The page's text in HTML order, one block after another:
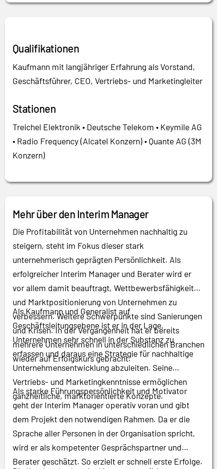
Qualifikationen
Kaufmann mit langjähriger Erfahrung als Vorstand,
Geschäftsführer, CEO, Vertriebs- und Marketingleiter
Stationen
Treichel Elektronik • Deutsche Telekom • Keymile AG
• Radio Frequency (Alcatel Konzern) • Quante AG (3M
Konzern)
Mehr über den Interim Manager
Die Profitabilität von Unternehmen nachhaltig zu
steigern, steht im Fokus dieser stark
unternehmerisch geprägten Persönlichkeit. Als
erfolgreicher Interim Manager und Berater wird er
vor allem damit beauftragt, Wettbewerbsfähigkeit
und Marktpositionierung von Unternehmen zu
verbessern. Weitere Schwerpunkte sind Sanierungen
und Krisen. In der Vergangenheit hat er bereits
mehrere Unternehmen in unterschiedlichen Branchen
wieder auf Erfolgskurs gebracht.
Als Kaufmann und Generalist auf
Geschäftsleitungsebene ist er in der Lage,
Unternehmen sehr schnell in der Substanz zu
erfassen und daraus eine Strategie für nachhaltige
Unternehmensentwicklung abzuleiten. Seine
Vertriebs- und Marketingkenntnisse ermöglichen
ganzheitliche, marktorientierte Konzepte.
Als starke Führungspersönlichkeit und Motivator
geht der Interim Manager operativ voran und gibt
dem Projekt den notwendigen Rahmen. Da er die
Sprache aller Personen in der Organisation spricht,
wird er als kompetenter Gesprächspartner und
Berater geschätzt. So erzielt er schnell erste Erfolge.